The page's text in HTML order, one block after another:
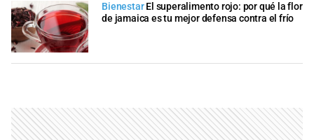
Bienestar El superalimento rojo: por qué la flor
de jamaica es tu mejor defensa contra el frío